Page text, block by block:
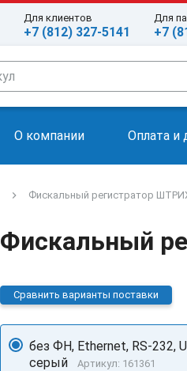
Для клиентов
+7 (812) 327-5141
Для
+7
О компании Оплата и
Фискальный регистратор
Фискальный
Сравнить варианты поставки
без ФН, Ethernet, RS-232,
серый
Артикул: 161361